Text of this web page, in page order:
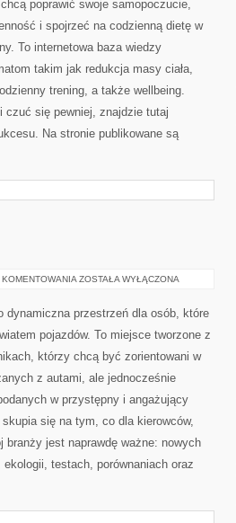
poprawić swoje samopoczucie,
i spojrzeć na codzienną dietę w
To internetowa baza wiedzy
takim jak redukcja masy ciała,
trening, a także wellbeing.
się pewniej, znajdzie tutaj
Na stronie publikowane są
MOTORYZACJA
ZOSTAŁA WYŁĄCZONA
dynamiczna przestrzeń dla osób, które
pojazdów. To miejsce tworzone z
którzy chcą być zorientowani w
z autami, ale jednocześnie
w przystępny i angażujący
się na tym, co dla kierowców,
branży jest naprawdę ważne: nowych
testach, porównaniach oraz